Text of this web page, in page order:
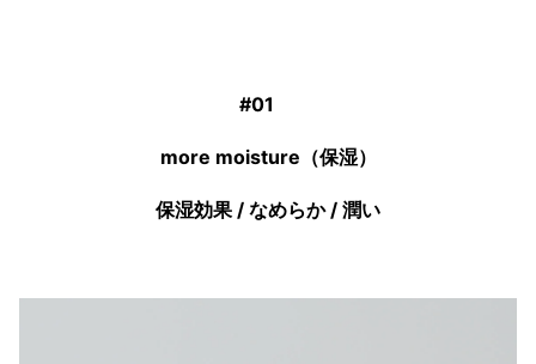
#01
more moisture（保湿）
保湿効果 / なめらか / 潤い